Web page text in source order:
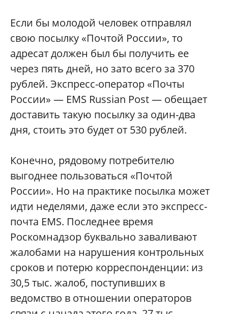
Если бы молодой человек отправлял
свою посылку «Почтой России», то
адресат должен был бы получить ее
через пять дней, но зато всего за 370
рублей. Экспресс-оператор «Почты
России» — EMS Russian Post — обещает
доставить такую посылку за один-два
дня, стоить это будет от 530 рублей.
Конечно, рядовому потребителю
выгоднее пользоваться «Почтой
России». Но на практике посылка может
идти неделями, даже если это экспресс-
почта EMS. Последнее время
Роскомнадзор буквально заваливают
жалобами на нарушения контрольных
сроков и потерю корреспонденции: из
30,5 тыс. жалоб, поступивших в
ведомство в отношении операторов